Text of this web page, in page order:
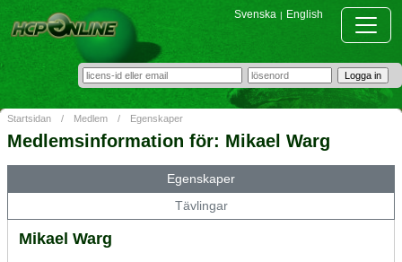
Svenska | English
Startsidan / Medlem / Egenskaper
Medlemsinformation för: Mikael Warg
Egenskaper
Tävlingar
Mikael Warg